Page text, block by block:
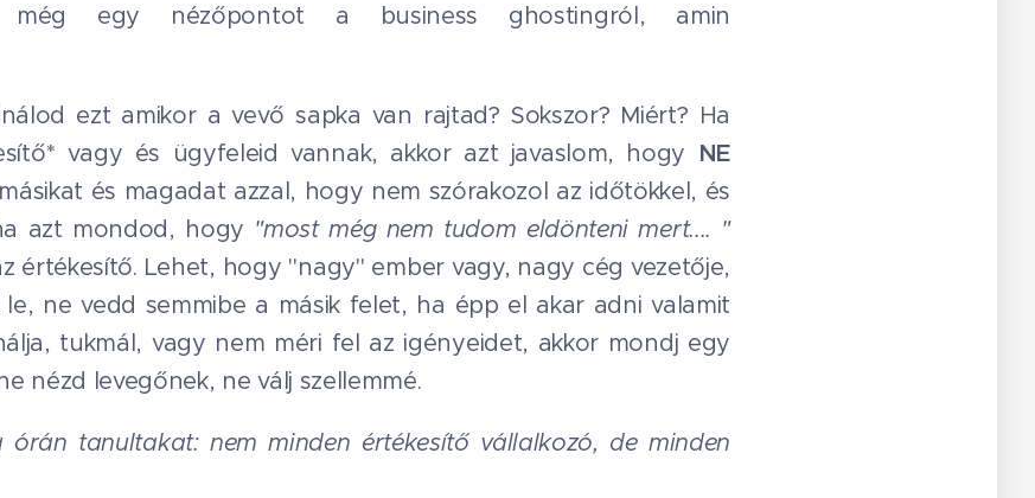
még egy nézőpontot a business ghostingról, amin
ezt amikor a vevő sapka van rajtad? Sokszor? Miért? Ha
vagy és ügyfeleid vannak, akkor azt javaslom, hogy NE
és magadat azzal, hogy nem szórakozol az időtökkel, és
azt mondod, hogy "most még nem tudom eldönteni mert.... "
értékesítő. Lehet, hogy "nagy" ember vagy, nagy cég vezetője,
ne vedd semmibe a másik felet, ha épp el akar adni valamit
tukmál, vagy nem méri fel az igényeidet, akkor mondj egy
nézd levegőnek, ne válj szellemmé.
tanultakat: nem minden értékesítő vállalkozó, de minden